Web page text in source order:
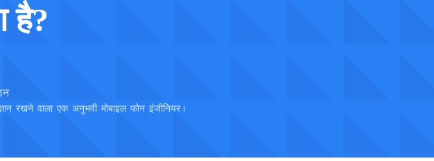
है?
रखने वाला एक अनुभवी मोबाइल फोन इंजीनियर।